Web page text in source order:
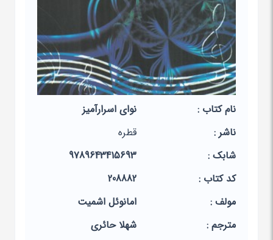
نام کتاب :
نوای اسرارآمیز
ناشر :
قطره
شابک :
9789643415693
کد کتاب :
208882
مولف :
امانوئل اشمیت
مترجم :
شهلا حائری